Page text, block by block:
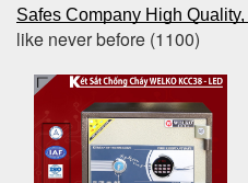
Safes Company High
like never before (1100)